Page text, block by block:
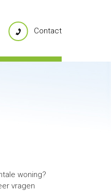
Contact
woning?
vragen